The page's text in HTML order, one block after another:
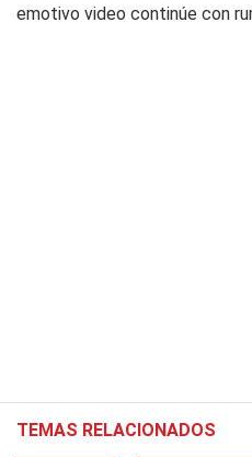
emotivo video continúe con
TEMAS RELACIONADOS